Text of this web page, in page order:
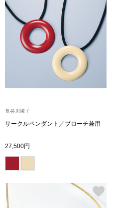
長谷川淑子
サークルペンダント／ブローチ兼用
27,500円